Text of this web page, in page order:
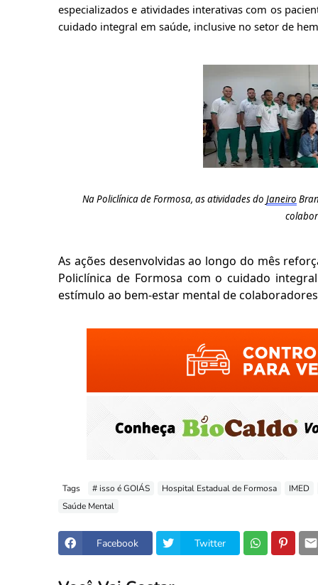
especializados e atividades interativas com os
cuidado integral em saúde, inclusive no setor de
Na Policlínica de Formosa, as atividadesdo Janeiro
As ações desenvolvidas ao longo do mês
Policlínica de Formosa com o cuidado
estímulo ao bem-estar mental de
Tags # isso é GOIÁS Hospital Estadual de Formosa
IMED
Saúde Mental
Facebook Twitter